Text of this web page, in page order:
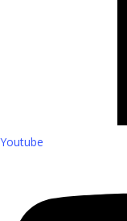
Youtube